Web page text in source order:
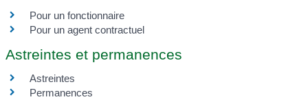
Pour un fonctionnaire
Pour un agent contractuel
Astreintes et permanences
Astreintes
Permanences